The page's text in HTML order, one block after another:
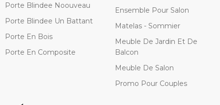
Porte Blindee Noouveau
Porte Blindee Un Battant
Porte En Bois
Porte En Composite
Ensemble Pour Salon
Matelas - Sommier
Meuble De Jardin Et De
Balcon
Meuble De Salon
Promo Pour Couples